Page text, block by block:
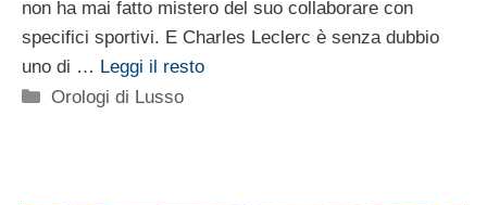
non ha mai fatto mistero del suo collaborare con
specifici sportivi. E Charles Leclerc è senza dubbio
uno di … Leggi il resto
Categorie
Orologi di Lusso